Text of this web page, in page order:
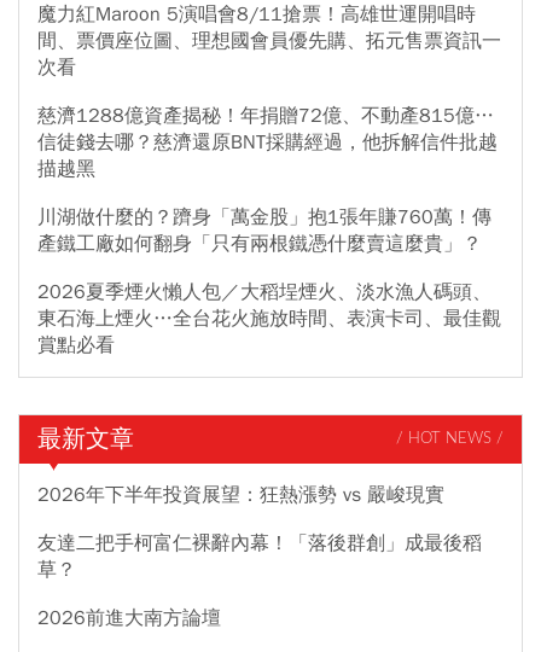
魔力紅Maroon 5演唱會8/11搶票！高雄世運開唱時
間、票價座位圖、理想國會員優先購、拓元售票資訊一
次看
慈濟1288億資產揭秘！年捐贈72億、不動產815億…
信徒錢去哪？慈濟還原BNT採購經過，他拆解信件批越
描越黑
川湖做什麼的？躋身「萬金股」抱1張年賺760萬！傳
產鐵工廠如何翻身「只有兩根鐵憑什麼賣這麼貴」？
2026夏季煙火懶人包／大稻埕煙火、淡水漁人碼頭、
東石海上煙火…全台花火施放時間、表演卡司、最佳觀
賞點必看
最新文章 / HOT NEWS /
2026年下半年投資展望：狂熱漲勢 vs 嚴峻現實
友達二把手柯富仁裸辭內幕！「落後群創」成最後稻
草？
2026前進大南方論壇